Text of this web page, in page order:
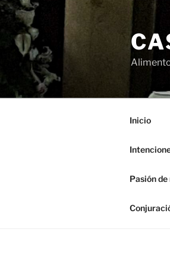
Saltar
contenido
Inicio
Pasión